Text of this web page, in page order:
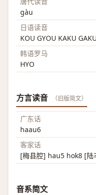
gàu
日语读音
KOU GYOU KAKU
韩语罗马
HYO
方言读音 （旧版简文）
广东话
haau6
客家话
[梅县腔] hau5 hok8 [
音系简文